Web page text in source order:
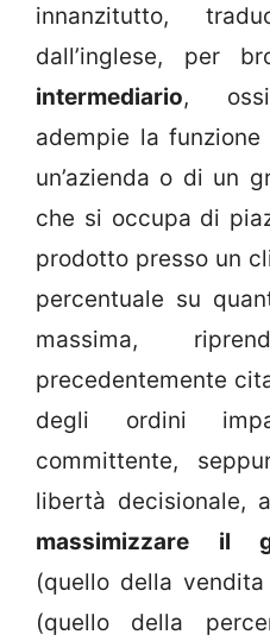
innanzitutto,
dall’inglese, per
intermediario,
adempie la
un’azienda o di un
che si occupa di
prodotto presso un
percentuale su
massima,
precedentemente
degli ordini
committente,
libertà decisionale,
massimizzare il
(quello della
(quello della